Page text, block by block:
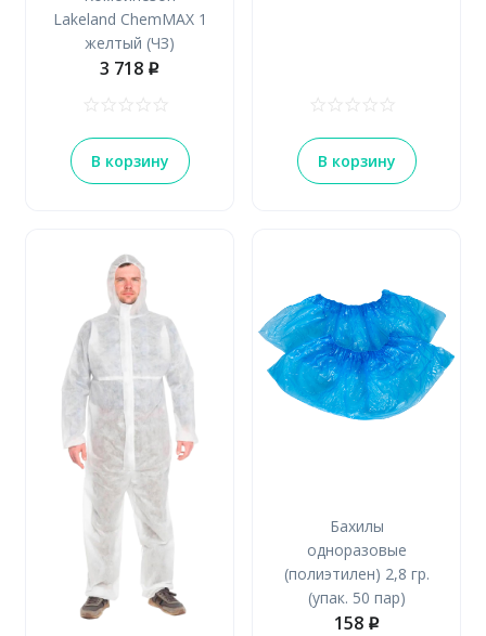
Lakeland ChemMAX 1
желтый (ЧЗ)
3 718 p
В корзину В корзину
Бахилы
одноразовые
(полиэтилен) 2,8 гр.
(упак. 50 пар)
158 p